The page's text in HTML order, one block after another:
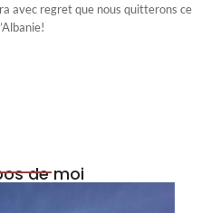
avec regret que nous quitterons ce
de moi